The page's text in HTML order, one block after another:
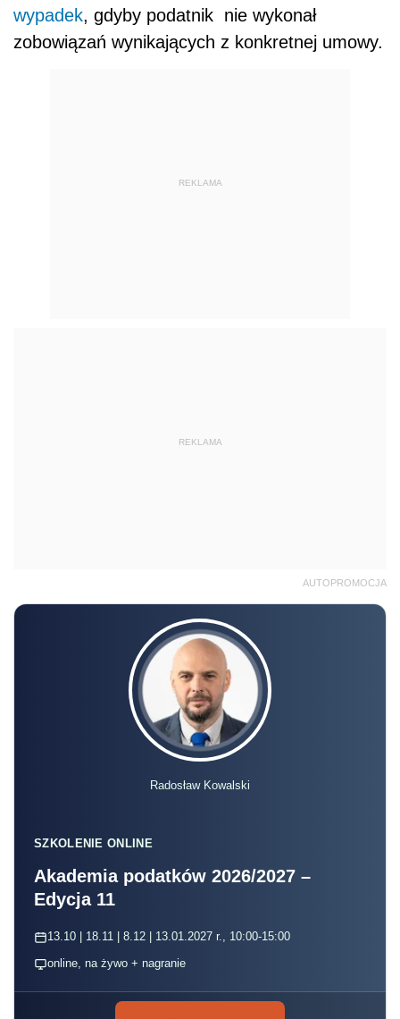
wypadek, gdyby podatnik nie wykonał
zobowiązań wynikających z konkretnej umowy.
REKLAMA
REKLAMA
AUTOPROMOCJA
Radosław Kowalski
SZKOLENIE ONLINE
Akademia podatków 2026/2027 –
Edycja 11
13.10 | 18.11 | 8.12 | 13.01.2027 r., 10:00-15:00
online, na żywo + nagranie